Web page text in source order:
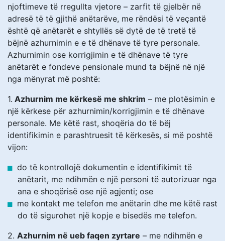
njoftimeve të rregullta vjetore – zarfit të gjelbër në
adresë të të gjithë anëtarëve, me rëndësi të veçantë
është që anëtarët e shtyllës së dytë de të tretë të
bëjnë azhurnimin e e të dhënave të tyre personale.
Azhurnimin ose korrigjimin e të dhënave të tyre
anëtarët e fondeve pensionale mund ta bëjnë në një
nga mënyrat më poshtë:
1. Azhurnim me kërkesë me shkrim – me plotësimin e
një kërkese për azhurnimin/korrigjimin e të dhënave
personale. Me këtë rast, shoqëria do të bëj
identifikimin e parashtruesit të kërkesës, si më poshtë
vijon:
do të kontrollojë dokumentin e identifikimit të
anëtarit, me ndihmën e një personi të autorizuar nga
ana e shoqërisë ose një agjenti; ose
me kontakt me telefon me anëtarin dhe me këtë rast
do të sigurohet një kopje e bisedës me telefon.
2. Azhurnim në ueb faqen zyrtare – me ndihmën e